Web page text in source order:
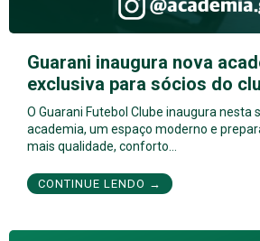
Guarani inaugura nova
exclusiva para sócios do
O Guarani Futebol Clube inaugura nesta
academia, um espaço moderno e
mais qualidade, conforto…
CONTINUE LENDO →